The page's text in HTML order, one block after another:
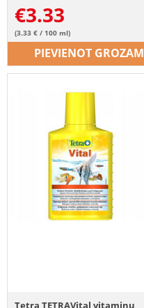
€3.33
(3.33 € / 100 ml)
PIEVIENOT GROZAM
Tetra TETRAVital vitaminų